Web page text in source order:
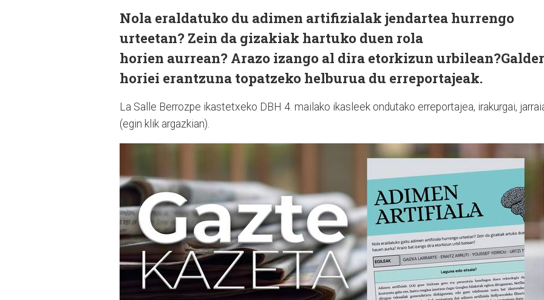
Nola eraldatuko du adimen artifizialak jendartea hurrengo
urteetan? Zein da gizakiak hartuko duen rola
horien aurrean? Arazo izango al dira etorkizun
horiei erantzuna topatzeko helburua du erreportajeak.
La Salle Berrozpe ikastetxeko DBH 4. mailako ikasleek ondutako erreportajea, irakurgai,
(egin klik argazkian).